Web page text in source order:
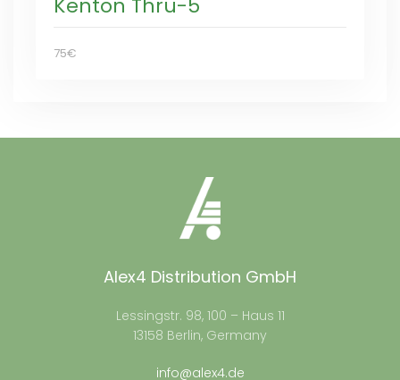
Kenton Thru-5
75€
Alex4 Distribution GmbH
Lessingstr. 98, 100 – Haus 11
13158 Berlin, Germany
info@alex4.de